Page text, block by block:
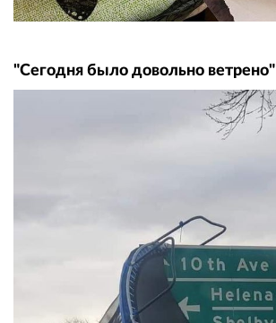
"Сегодня было довольно ветрено"